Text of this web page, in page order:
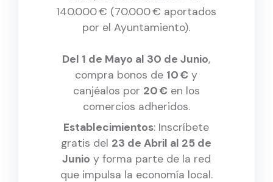
140.000 € (70.000 € aportados
por el Ayuntamiento).
Del 1 de Mayo al 30 de Junio,
compra bonos de 10 € y
canjéalos por 20 €en los
comercios adheridos.
Establecimientos: Inscríbete
gratis del 23 de Abril al 25 de
Junio y forma parte de la red
que impulsa la economía local.